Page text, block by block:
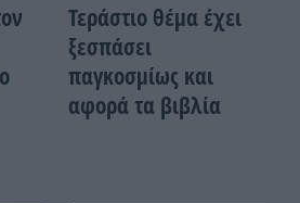
Τεράστιο θέμα έχει
ξεσπάσει
παγκοσμίως και
αφορά τα βιβλία